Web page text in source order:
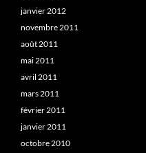
janvier 2012
novembre 2011
août 2011
mai 2011
avril 2011
mars 2011
février 2011
janvier 2011
octobre 2010